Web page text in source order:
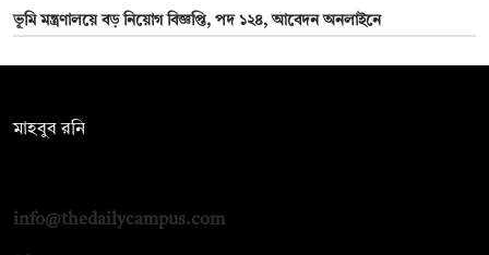
ভূমি মন্ত্রণালয়ে বড় নিয়োগ বিজ্ঞপ্তি, পদ ১২৪, আবেদন অনলাইনে
মাহবুব রনি
info@thedailycampus.com